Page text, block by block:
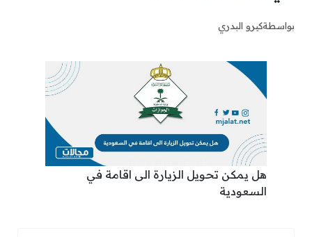
بواسطةكيرو البدري
هل يمكن تحويل الزيارة الى اقامة في
السعودية